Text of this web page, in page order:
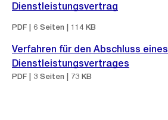
Dienstleistungsvertrag
PDF | 6 Seiten | 114 KB
Verfahren für den Abschluss eines
Dienstleistungsvertrages
PDF | 3 Seiten | 73 KB